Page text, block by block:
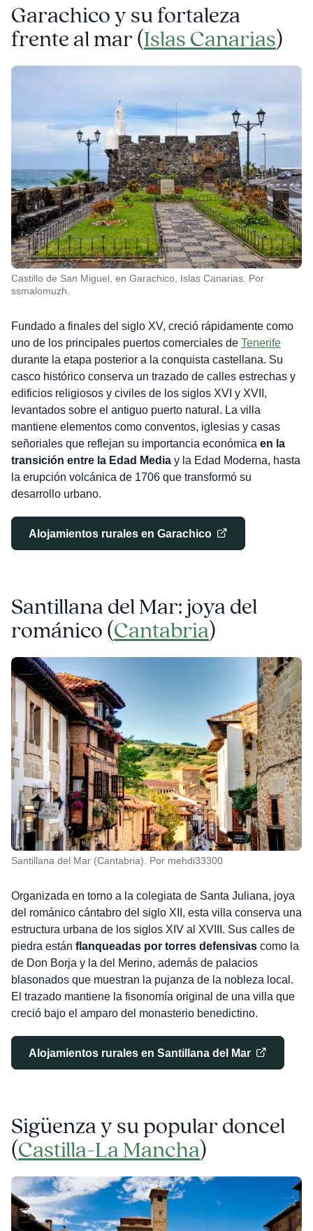
Garachico y su fortaleza
frente al mar (Islas Canarias)
Castillo de San Miguel, en Garachico, Islas Canarias. Por
ssmalomuzh.
Fundado a finales del siglo XV, creció rápidamente como
uno de los principales puertos comerciales de Tenerife
durante la etapa posterior a la conquista castellana. Su
casco histórico conserva un trazado de calles estrechas y
edificios religiosos y civiles de los siglos XVI y XVII,
levantados sobre el antiguo puerto natural. La villa
mantiene elementos como conventos, iglesias y casas
señoriales que reflejan su importancia económica en la
transición entre la Edad Mediay la Edad Moderna, hasta
la erupción volcánica de 1706 que transformó su
desarrollo urbano.
Alojamientos rurales en Garachico
Santillana del Mar: joya del
románico (Cantabria)
Santillana del Mar (Cantabria). Por mehdi33300
Organizada en torno a la colegiata de Santa Juliana, joya
del románico cántabro del siglo XII, esta villa conserva una
estructura urbana de los siglos XIV al XVIII. Sus calles de
piedra están flanqueadas por torres defensivascomo la
de Don Borja y la del Merino, además de palacios
blasonados que muestran la pujanza de la nobleza local.
El trazado mantiene la fisonomía original de una villa que
creció bajo el amparo del monasterio benedictino.
Alojamientos rurales en Santillana del Mar
Sigüenza y su popular doncel
(Castilla-La Mancha)